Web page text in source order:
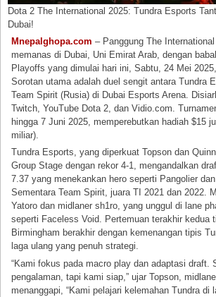
Dota 2 The International 2025: Tundra Esports
Dubai!
Mnepalghopa.com – Panggung The
memanas di Dubai, Uni Emirat Arab, dengan
Playoffs yang dimulai hari ini, Sabtu, 24 Mei
Sorotan utama adalah duel sengit antara Tundra
Team Spirit (Rusia) di Dubai Esports Arena.
Twitch, YouTube Dota 2, dan Vidio.com.
hingga 7 Juni 2025, memperebutkan hadiah $15
miliar).
Tundra Esports, yang diperkuat Topson dan
Group Stage dengan rekor 4-1, mengandalkan
7.37 yang menekankan hero seperti Pangolier
Sementara Team Spirit, juara TI 2021 dan 2022.
Yatoro dan midlaner sh1ro, yang unggul di lane
seperti Faceless Void. Pertemuan terakhir kedua
Birmingham berakhir dengan kemenangan tipis
laga ulang yang penuh strategi.
“Kami fokus pada macro play dan adaptasi draft.
pengalaman, tapi kami siap,” ujar Topson,
menanggapi, “Kami pelajari kelemahan Tundra di